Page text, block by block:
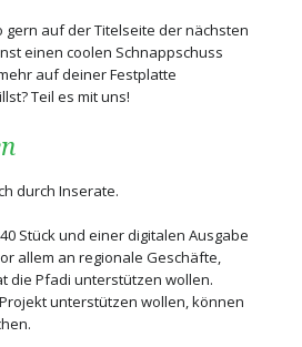
gern auf der Titelseite der nächsten
einen coolen Schnappschuss
auf deiner Festplatte
Teil es mit uns!
durch Inserate.
Stück und einer digitalen Ausgabe
allem an regionale Geschäfte,
die Pfadi unterstützen wollen.
unterstützen wollen, können